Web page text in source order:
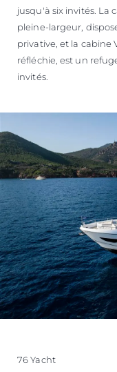
jusqu'à six invités. La
pleine-largeur,
privative, et la cabine
réfléchie, est un
invités.
76 Yacht